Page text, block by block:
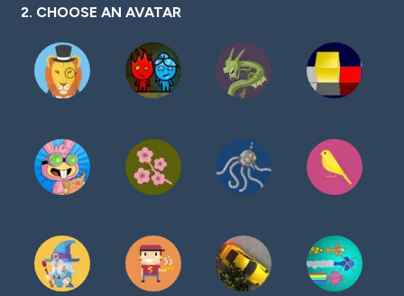
2. CHOOSE AN AVATAR